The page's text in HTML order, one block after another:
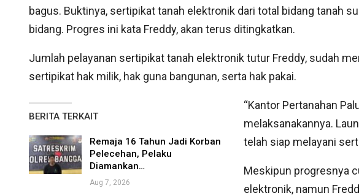
bagus. Buktinya, sertipikat tanah elektronik dari total bidang tanah
bidang. Progres ini kata Freddy, akan terus ditingkatkan.
Jumlah pelayanan sertipikat tanah elektronik tutur Freddy, sudah
sertipikat hak milik, hak guna bangunan, serta hak pakai.
BERITA TERKAIT
Remaja 16 Tahun Jadi Korban
Pelecehan, Pelaku
Diamankan…
Aug 7, 2026
“Kantor Pertanahan
melaksanakannya.
telah siap melayani
Meskipun progresnya
elektronik, namun